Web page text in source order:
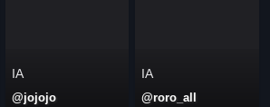
IA
@jojojo
IA
@roro_all